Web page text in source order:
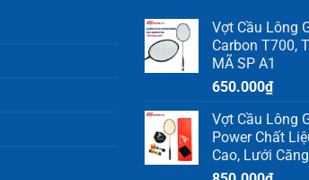
Vợt Cầu Lông
Carbon T700,
MÃ SP A1
650.000₫
Vợt Cầu Lông
Power Chất
Cao, Lưới